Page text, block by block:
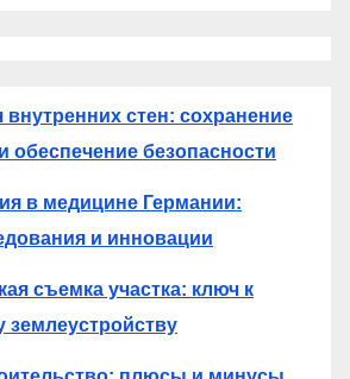
стен: сохранение
обеспечение безопасности
в медицине Германии:
и инновации
съемка участка: ключ к